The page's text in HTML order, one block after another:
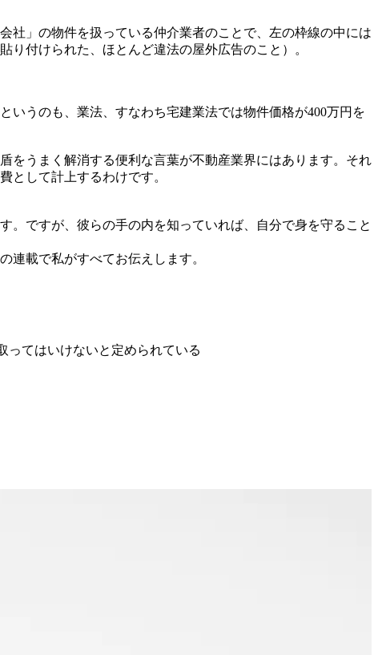
社」の物件を扱っている仲介業者のことで、左の枠線の中には
り付けられた、ほとんど違法の屋外広告のこと）。
いうのも、業法、すなわち宅建業法では物件価格が400万円を
をうまく解消する便利な言葉が不動産業界にはあります。それ
として計上するわけです。
。ですが、彼らの手の内を知っていれば、自分で身を守ること
連載で私がすべてお伝えします。
ってはいけないと定められている